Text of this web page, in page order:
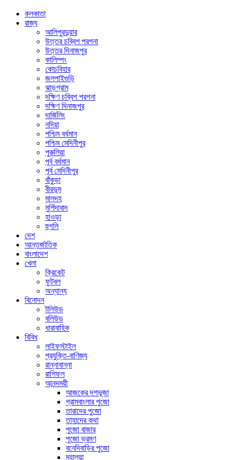
কলকাতা
রাজ্য
আলিপুরদুয়ার
উত্তর চব্বিশ পরগনা
উত্তর দিনাজপুর
কালিম্পং
কোচবিহার
জলপাইগুড়ি
ঝাড়গ্রাম
দক্ষিণ চব্বিশ পরগনা
দক্ষিণ দিনাজপুর
দার্জিলিং
নদিয়া
পশ্চিম বর্ধমান
পশ্চিম মেদিনীপুর
পুরুলিয়া
পূর্ব বর্ধমান
পূর্ব মেদিনীপুর
বাঁকুড়া
বীরভূম
মালদহ
মুর্শিদাবাদ
হাওড়া
হুগলি
দেশ
আন্তর্জাতিক
বাংলাদেশ
খেলা
ক্রিকেট
ফুটবল
অন্যান্য
বিনোদন
টলিউড
বলিউড
ধারাবাহিক
বিবিধ
লাইফস্টাইল
প্রযুক্তি-বাণিজ্য
রান্নাবান্না
রাশিফল
আনন্দময়ী
আজকের দশভূজা
গ্রামবাংলার পুজো
তারাদের পুজো
তাহাদের কথা
পুজো বাজার
পুজো ভ্রমণ
বনেদিবাড়ির পুজো
মহালয়া